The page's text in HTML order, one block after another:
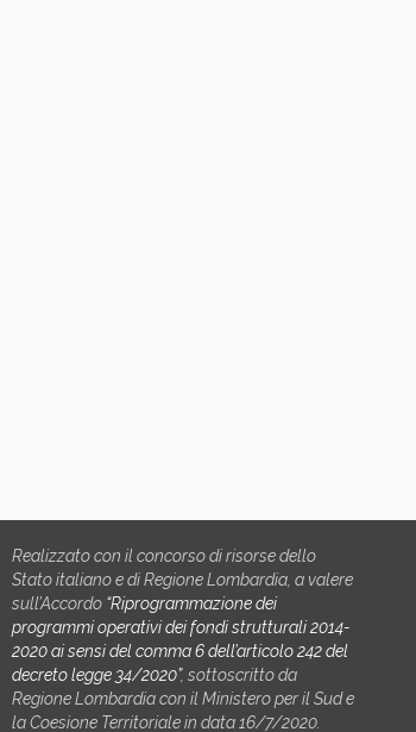
Realizzato con il concorso di risorse dello
Stato italiano e di Regione Lombardia, a valere
sull’Accordo “Riprogrammazione dei
programmi operativi dei fondi strutturali 2014-
2020 ai sensi del comma 6 dell’articolo 242 del
decreto legge 34/2020”, sottoscritto da
Regione Lombardia con il Ministero per il Sud e
la Coesione Territoriale in data 16/7/2020.